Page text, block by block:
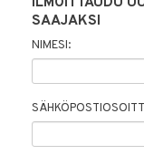
SAAJAKSI
NIMESI: